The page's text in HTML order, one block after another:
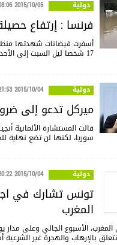
دولية 2015/10/05 08:06
فرنسا : إرتفاع حصيلة
أسفرت فيضانات شهدتها
دولية 2015/10/04 21:53
ميركل تدعو إلى
قالت المستشارة الألمانية
سوريا، لكنها لن تضع نهاية
دولية 2015/10/04 20:22
تونس تشارك في
المغرب
بالإرهاب والهجرة غير الشرعية